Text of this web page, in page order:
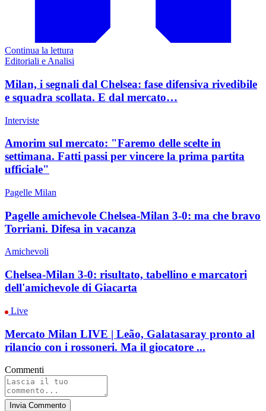
Continua la lettura
Editoriali e Analisi
Milan, i segnali dal Chelsea: fase difensiva rivedibile
e squadra scollata. E dal mercato…
Interviste
Amorim sul mercato: "Faremo delle scelte in
settimana. Fatti passi per vincere la prima partita
ufficiale"
Pagelle Milan
Pagelle amichevole Chelsea-Milan 3-0: ma che bravo
Torriani. Difesa in vacanza
Amichevoli
Chelsea-Milan 3-0: risultato, tabellino e marcatori
dell'amichevole di Giacarta
Live
Mercato Milan LIVE | Leão, Galatasaray pronto al
rilancio con i rossoneri. Ma il giocatore ...
Commenti
Invia Commento